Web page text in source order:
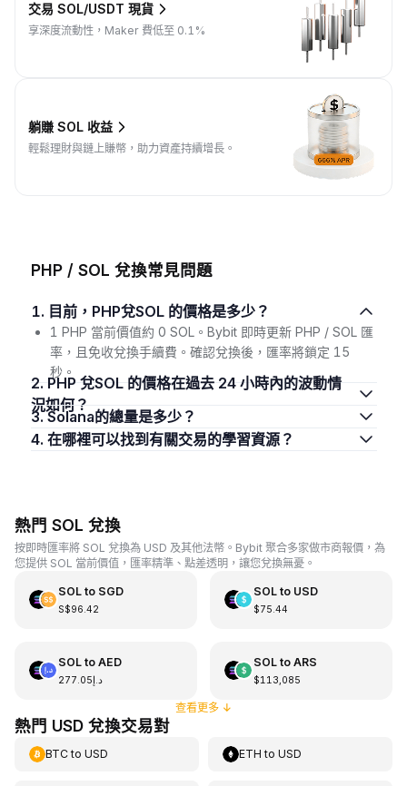
交易 SOL/USDT 現貨
享深度流動性，Maker 費低至 0.1%
躺賺 SOL 收益
輕鬆理財與鏈上賺幣，助力資產持續增長。
PHP / SOL 兌換常見問題
1. 目前，PHP兌SOL 的價格是多少？
1 PHP 當前價值約 0 SOL。Bybit 即時更新 PHP / SOL 匯
率，且免收兌換手續費。確認兌換後，匯率將鎖定 15
秒。
2. PHP 兌SOL 的價格在過去 24 小時內的波動情
況如何？
3. Solana的總量是多少？
4. 在哪裡可以找到有關交易的學習資源？
熱門 SOL 兌換
按即時匯率將 SOL 兌換為 USD 及其他法幣。Bybit 聚合多家做市商報價，為
您提供 SOL 當前價值，匯率精準、點差透明，讓您兌換無憂。
SOLto SGD
S$96.42
SOLto USD
$75.44
SOLto AED
د.إ277.05
SOLto ARS
$113,085
查看更多↓
熱門 USD 兌換交易對
BTCto USD ETH toUSD